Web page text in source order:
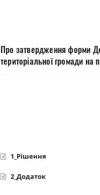
Про затвердження форми
територіальної громади на
1_Рішення
2_Додаток